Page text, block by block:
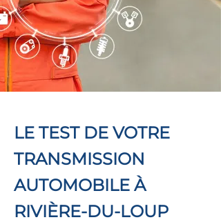
LE TEST DE VOTRE
TRANSMISSION
AUTOMOBILE À
RIVIÈRE-DU-LOUP